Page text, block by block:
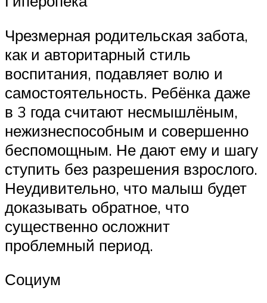
Чрезмерная родительская забота,
как и авторитарный стиль
воспитания, подавляет волю и
самостоятельность. Ребёнка даже
в 3 года считают несмышлёным,
нежизнеспособным и совершенно
беспомощным. Не дают ему и шагу
ступить без разрешения взрослого.
Неудивительно, что малыш будет
доказывать обратное, что
существенно осложнит
проблемный период.
Социум